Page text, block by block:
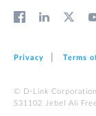
Privacy Terms
© D-Link
S31102 Jebel Ali